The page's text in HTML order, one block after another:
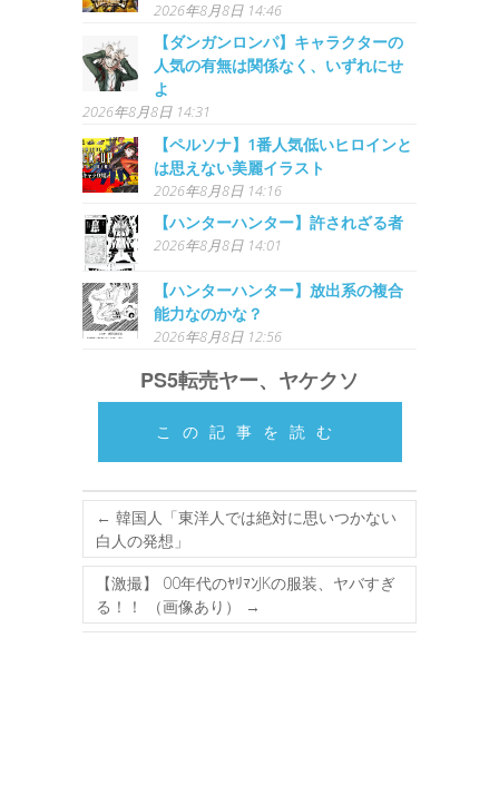
2026年8月8日 14:46
【ダンガンロンパ】キャラクターの
人気の有無は関係なく、いずれにせ
よ
2026年8月8日 14:31
【ペルソナ】1番人気低いヒロインと
は思えない美麗イラスト
2026年8月8日 14:16
【ハンターハンター】許されざる者
2026年8月8日 14:01
【ハンターハンター】放出系の複合
能力なのかな？
2026年8月8日 12:56
PS5転売ヤー、ヤケクソ
この記事を読む
← 韓国人「東洋人では絶対に思いつかない
白人の発想」
【激撮】 00年代のﾔﾘﾏﾝJKの服装、ヤバすぎ
る！！ （画像あり）
→